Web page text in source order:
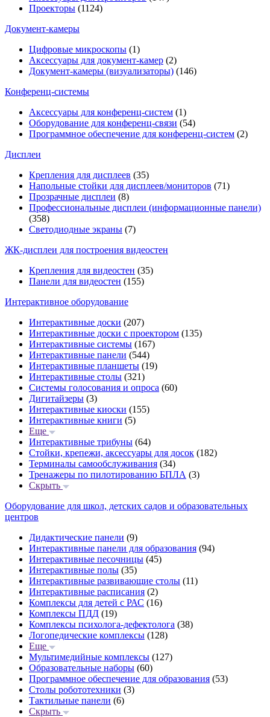
Проекторы (1124)
Документ-камеры
Цифровые микроскопы (1)
Аксессуары для документ-камер (2)
Документ-камеры (визуализаторы) (146)
Конференц-системы
Аксессуары для конференц-систем (1)
Оборудование для конференц-связи (54)
Программное обеспечение для конференц-систем (2)
Дисплеи
Крепления для дисплеев (35)
Напольные стойки для дисплеев/мониторов (71)
Прозрачные дисплеи (8)
Профессиональные дисплеи (информационные панели)
(358)
Светодиодные экраны (7)
ЖК-дисплеи для построения видеостен
Крепления для видеостен (35)
Панели для видеостен (155)
Интерактивное оборудование
Интерактивные доски (207)
Интерактивные доски с проектором (135)
Интерактивные системы (167)
Интерактивные панели (544)
Интерактивные планшеты (19)
Интерактивные столы (321)
Системы голосования и опроса (60)
Дигитайзеры (3)
Интерактивные киоски (155)
Интерактивные книги (5)
Еще
Интерактивные трибуны (64)
Стойки, крепежи, аксессуары для досок (182)
Терминалы самообслуживания (34)
Тренажеры по пилотированию БПЛА (3)
Скрыть
Оборудование для школ, детских садов и образовательных
центров
Дидактические панели (9)
Интерактивные панели для образования (94)
Интерактивные песочницы (45)
Интерактивные полы (35)
Интерактивные развивающие столы (11)
Интерактивные расписания (2)
Комплексы для детей с РАС (16)
Комплексы ПДД (19)
Комплексы психолога-дефектолога (38)
Логопедические комплексы (128)
Еще
Мультимедийные комплексы (127)
Образовательные наборы (60)
Программное обеспечение для образования (53)
Столы робототехники (3)
Тактильные панели (6)
Скрыть